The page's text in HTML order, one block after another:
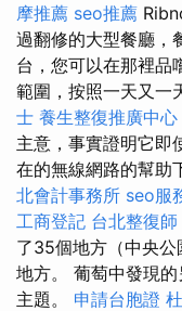
摩推薦 seo推薦
過翻修的大型餐廳，
台，您可以在那裡品
範圍，按照一天又一
士 養生整復推廣中心
主意，事實證明它即
在的無線網路的幫助
北會計事務所 seo服
工商登記 台北整復師
了35個地方（中央
地方。 葡萄中發現
主題。 申請台胞證